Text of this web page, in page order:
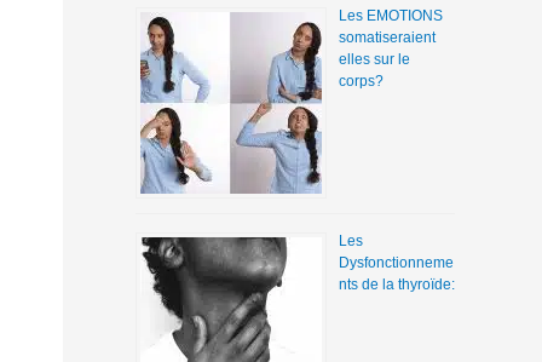
Les EMOTIONS
somatiseraient
elles sur le
corps?
Les
Dysfonctionneme
nts de la thyroïde: